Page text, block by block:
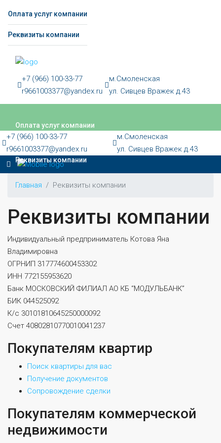
Оплата услуг компании
Реквизиты компании
+7 (966) 100-33-77
r9661003377@yandex.ru
м.Смоленская
ул. Сивцев Вражек д.43
Оплата услуг компании
Реквизиты компании
+7 (966) 100-33-77
r9661003377@yandex.ru
м.Смоленская
ул. Сивцев Вражек д.43
Главная Реквизиты компании
Реквизиты компании
Индивидуальный предприниматель Котова Яна
Владимировна
ОГРНИП 317774600453302
ИНН 772155953620
Банк МОСКОВСКИЙ ФИЛИАЛ АО КБ “МОДУЛЬБАНК”
БИК 044525092
К/c 30101810645250000092
Счет 40802810770010041237
Покупателям квартир
Поиск квартиры для вас
Получение документов
Сопровождение сделки
Покупателям коммерческой
недвижимости